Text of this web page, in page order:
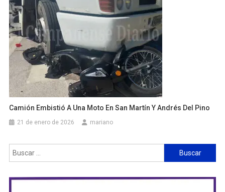
Camión Embistió A Una Moto En San Martín Y Andrés Del Pino
21 de enero de 2026 mariano
Buscar: